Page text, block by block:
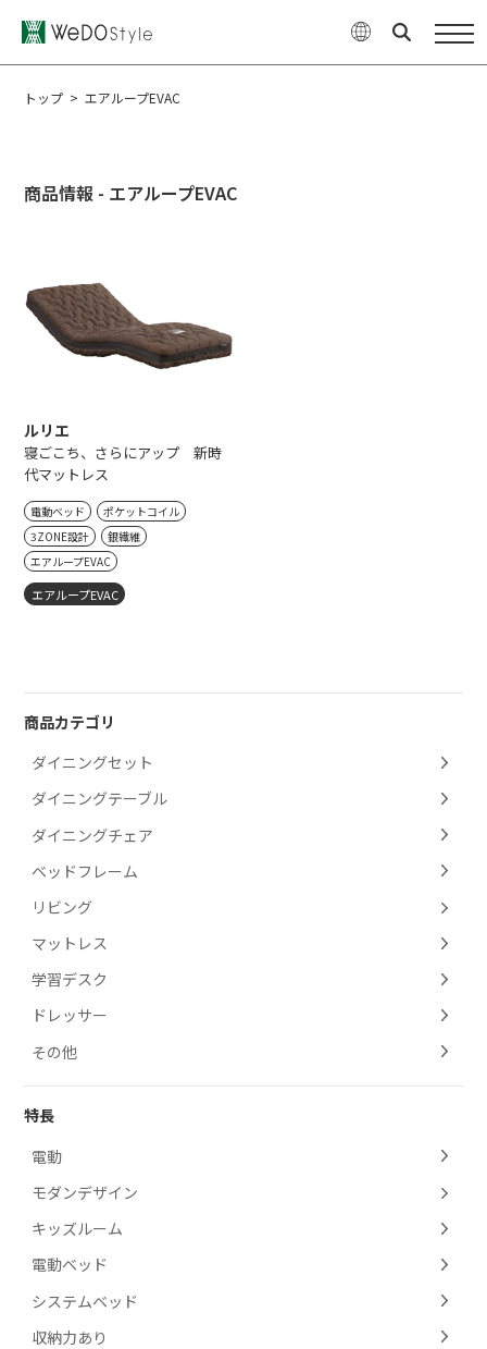
商品
ご購入について
特集
企業情報
トップ > エアループEVAC
商品情報 - エアループEVAC
商品カテゴリ
ダイニングセット
ダイニングテーブル
ダイニングチェア
ベッドフレーム
リビング
マットレス
学習デスク
ドレッサー
その他
特長
電動
モダンデザイン
キッズルーム
電動ベッド
システムベッド
収納力あり
ルリエ
寝ごこち、さらにアップ 新時
代マットレス
電動ベッド
ポケットコイル
3ZONE設計
銀繊維
エアループEVAC
エアループEVAC